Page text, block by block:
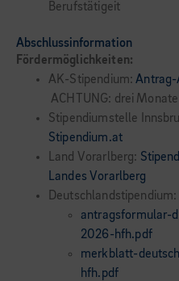
Berufstätigeit
Abschlussinformation
Fördermöglichkeiten:
AK-Stipendium:Antrag-
ACHTUNG: drei
Stipendiumstelle
Stipendium.at
Land Vorarlberg:
Landes Vorarlberg
Deutschlandstipendium:
antragsformular-
2026-hfh.pdf
merkblatt-
hfh.pdf